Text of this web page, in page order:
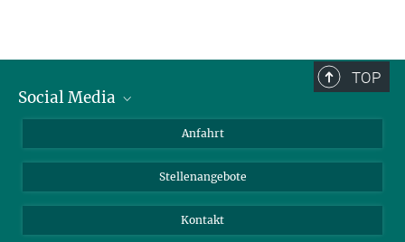
TOP
Social Media
LinkedIn
Anfahrt
Stellenangebote
Kontakt